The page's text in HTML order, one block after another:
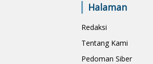
Halaman
Redaksi
Tentang Kami
Pedoman Siber